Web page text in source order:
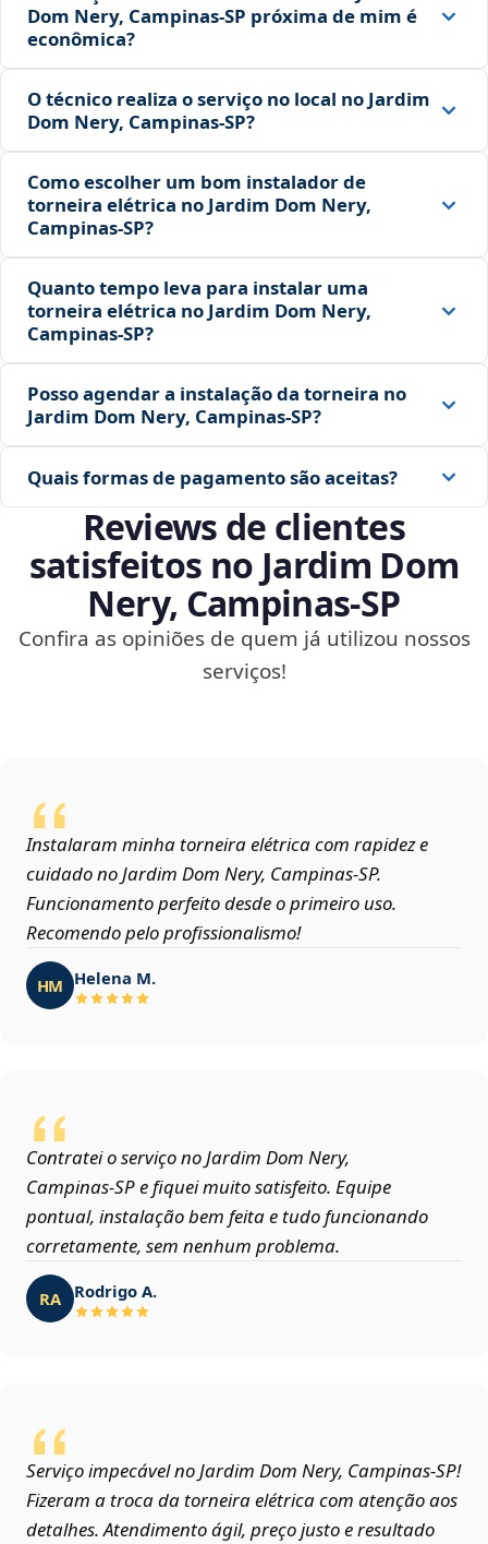
Dom Nery, Campinas‑SP próxima de mim é
econômica?
O técnico realiza o serviço no local no Jardim
Dom Nery, Campinas‑SP?
Como escolher um bom instalador de
torneira elétrica no Jardim Dom Nery,
Campinas‑SP?
Quanto tempo leva para instalar uma
torneira elétrica no Jardim Dom Nery,
Campinas‑SP?
Posso agendar a instalação da torneira no
Jardim Dom Nery, Campinas‑SP?
Quais formas de pagamento são aceitas?
Reviews de clientes
satisfeitos no Jardim Dom
Nery, Campinas‑SP
Confira as opiniões de quem já utilizou nossos
serviços!
Instalaram minha torneira elétrica com rapidez e
cuidado no Jardim Dom Nery, Campinas‑SP.
Funcionamento perfeito desde o primeiro uso.
Recomendo pelo profissionalismo!
HM Helena M.
Contratei o serviço no Jardim Dom Nery,
Campinas‑SP e fiquei muito satisfeito. Equipe
pontual, instalação bem feita e tudo funcionando
corretamente, sem nenhum problema.
RA Rodrigo A.
Serviço impecável no Jardim Dom Nery, Campinas‑SP!
Fizeram a troca da torneira elétrica com atenção aos
detalhes. Atendimento ágil, preço justo e resultado